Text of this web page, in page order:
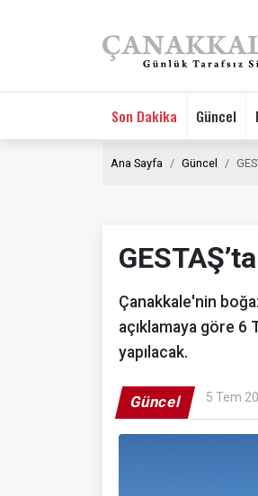
Son Dakika Güncel
Ana Sayfa Güncel
Çanakkale'nin
açıklamaya göre 6
yapılacak.
Güncel 5 Tem